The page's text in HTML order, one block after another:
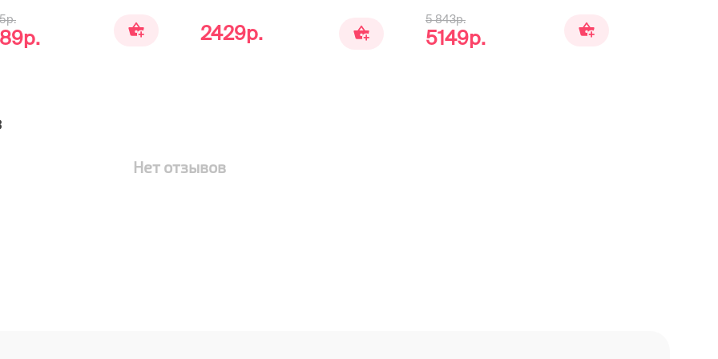
2429р.
5 843р.
5149р.
Нет отзывов